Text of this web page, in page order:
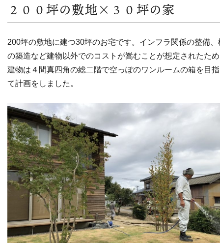
２００坪の敷地×３０坪の家
200坪の敷地に建つ30坪のお宅です。インフラ関係の整備、
の築造など建物以外でのコストが嵩むことが想定されたた
建物は４間真四角の総二階で空っぽのワンルームの箱を目
て計画をしました。